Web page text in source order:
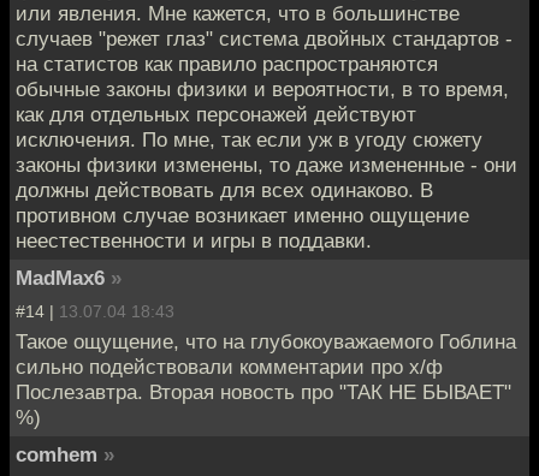
или явления. Мне кажется, что в большинстве
случаев "режет глаз" система двойных стандартов -
на статистов как правило распространяются
обычные законы физики и вероятности, в то время,
как для отдельных персонажей действуют
исключения. По мне, так если уж в угоду сюжету
законы физики изменены, то даже измененные - они
должны действовать для всех одинаково. В
противном случае возникает именно ощущение
неестественности и игры в поддавки.
MadMax6 »
#14 | 13.07.04 18:43
Такое ощущение, что на глубокоуважаемого Гоблина
сильно подействовали комментарии про х/ф
Послезавтра. Вторая новость про "ТАК НЕ БЫВАЕТ"
%)
comhem »